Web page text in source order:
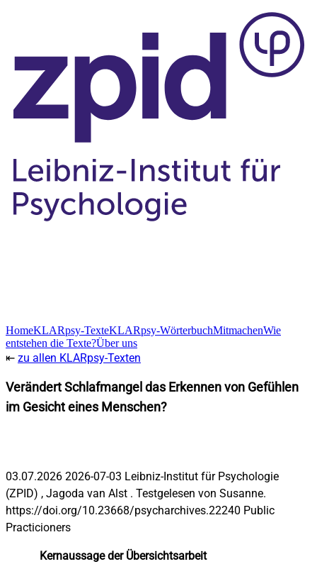
HomeKLARpsy-TexteKLARpsy-WörterbuchMitmachenWie
entstehen die Texte?Über uns
⇤ zu allen KLARpsy-Texten
Verändert Schlafmangel das Erkennen von Gefühlen
im Gesicht eines Menschen?
03.07.2026 2026-07-03 Leibniz-Institut für Psychologie
(ZPID) , Jagoda van Alst . Testgelesen von Susanne.
https://doi.org/10.23668/psycharchives.22240 Public
Practicioners
Kernaussage der Übersichtsarbeit